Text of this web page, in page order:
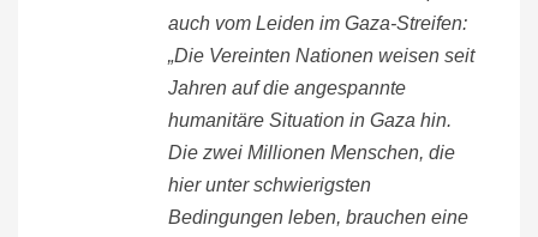
auch vom Leiden im Gaza-Streifen:
„Die Vereinten Nationen weisen seit
Jahren auf die angespannte
humanitäre Situation in Gaza hin.
Die zwei Millionen Menschen, die
hier unter schwierigsten
Bedingungen leben, brauchen eine